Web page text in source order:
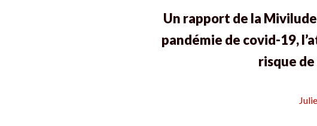
Un rapport de la
pandémie de covid-19,
risque